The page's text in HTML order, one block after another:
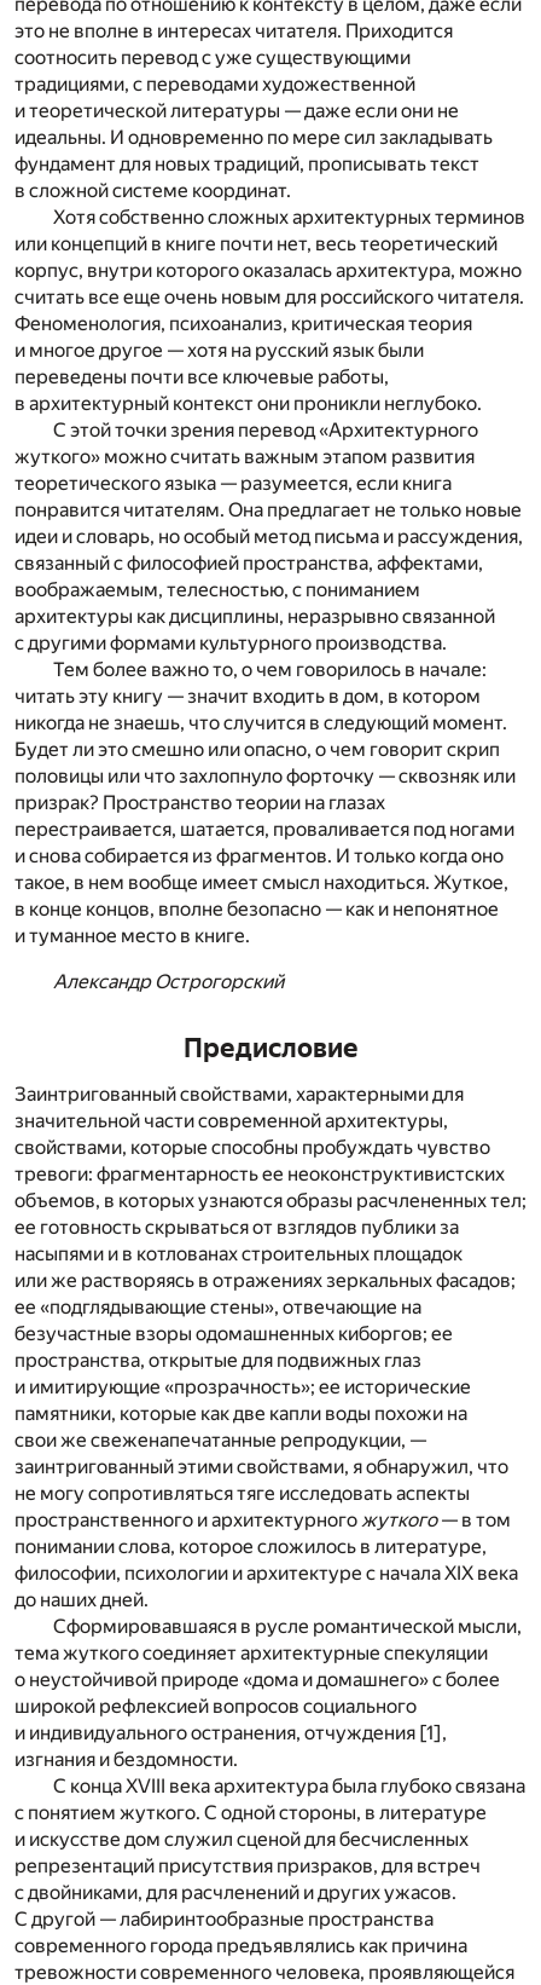
перевода по отношению к контексту в целом, даже если
это не вполне в интересах читателя. Приходится
соотносить перевод с уже существующими
традициями, с переводами художественной
и теоретической литературы — даже если они не
идеальны. И одновременно по мере сил закладывать
фундамент для новых традиций, прописывать текст
в сложной системе координат.
Хотя собственно сложных архитектурных терминов
или концепций в книге почти нет, весь теоретический
корпус, внутри которого оказалась архитектура, можно
считать все еще очень новым для российского читателя.
Феноменология, психоанализ, критическая теория
и многое другое — хотя на русский язык были
переведены почти все ключевые работы,
в архитектурный контекст они проникли неглубоко.
С этой точки зрения перевод «Архитектурного
жуткого» можно считать важным этапом развития
теоретического языка — разумеется, если книга
понравится читателям. Она предлагает не только новые
идеи и словарь, но особый метод письма и рассуждения,
связанный с философией пространства, аффектами,
воображаемым, телесностью, с пониманием
архитектуры как дисциплины, неразрывно связанной
с другими формами культурного производства.
Тем более важно то, о чем говорилось в начале:
читать эту книгу — значит входить в дом, в котором
никогда не знаешь, что случится в следующий момент.
Будет ли это смешно или опасно, о чем говорит скрип
половицы или что захлопнуло форточку — сквозняк или
призрак? Пространство теории на глазах
перестраивается, шатается, проваливается под ногами
и снова собирается из фрагментов. И только когда оно
такое, в нем вообще имеет смысл находиться. Жуткое,
в конце концов, вполне безопасно — как и непонятное
и туманное место в книге.
Александр Острогорский
Предисловие
Заинтригованный свойствами, характерными для
значительной части современной архитектуры,
свойствами, которые способны пробуждать чувство
тревоги: фрагментарность ее неоконструктивистских
объемов, в которых узнаются образы расчлененных тел;
ее готовность скрываться от взглядов публики за
насыпями и в котлованах строительных площадок
или же растворяясь в отражениях зеркальных фасадов;
ее «подглядывающие стены», отвечающие на
безучастные взоры одомашненных киборгов; ее
пространства, открытые для подвижных глаз
и имитирующие «прозрачность»; ее исторические
памятники, которые как две капли воды похожи на
свои же свеженапечатанные репродукции, —
заинтригованный этими свойствами, я обнаружил, что
не могу сопротивляться тяге исследовать аспекты
пространственного и архитектурного жуткого— в том
понимании слова, которое сложилось в литературе,
философии, психологии и архитектуре с начала XIX века
до наших дней.
Сформировавшаяся в русле романтической мысли,
тема жуткого соединяет архитектурные спекуляции
о неустойчивой природе «дома и домашнего» с более
широкой рефлексией вопросов социального
и индивидуального остранения, отчуждения [1],
изгнания и бездомности.
С конца XVIII века архитектура была глубоко связана
с понятием жуткого. С одной стороны, в литературе
и искусстве дом служил сценой для бесчисленных
репрезентаций присутствия призраков, для встреч
с двойниками, для расчленений и других ужасов.
С другой — лабиринтообразные пространства
современного города предъявлялись как причина
тревожности современного человека, проявляющейся